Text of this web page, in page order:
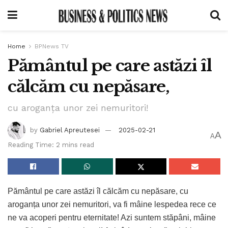
Home BPNews TV
Pământul pe care astăzi îl
călcăm cu nepăsare,
cu aroganța unor zei nemuritori!
by Gabriel Apreutesei
2025-02-21
Reading Time: 2 mins read
AA
Pământul pe care astăzi îl călcăm cu nepăsare, cu
aroganța unor zei nemuritori, va fi mâine lespedea rece ce
ne va acoperi pentru eternitate! Azi suntem stăpâni, mâine